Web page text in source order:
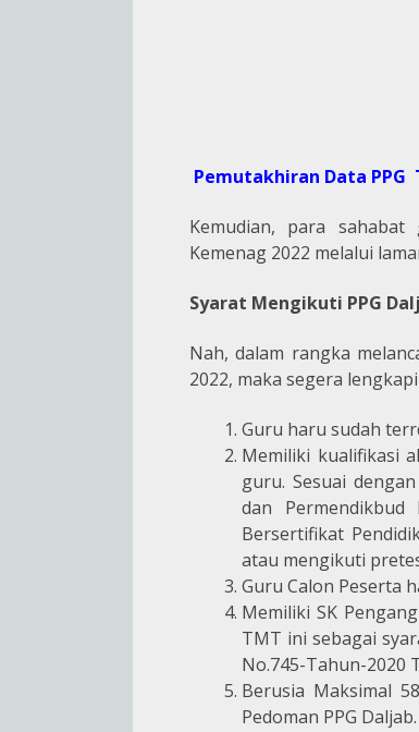
Pemutakhiran Data PPG
Kemudian, para
Kemenag 2022 melalui
Syarat Mengikuti PPG
Nah, dalam rangka
2022, maka segera
Guru haru sudah
Memiliki kualifikasi
guru. Sesuai
dan
Bersertifikat
atau mengikuti
Guru Calon Peserta
Memiliki SK
TMT ini sebagai
No.745-Tahun-2020
Berusia Maksimal
Pedoman PPG Daljab.